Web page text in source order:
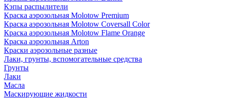
Кэпы распылители
Краска аэрозольная Molotow Premium
Краска аэрозольная Molotow Coversall Color
Краска аэрозольная Molotow Flame Orange
Краска аэрозольная Arton
Краски аэрозольные разные
Лаки, грунты, вспомогательные средства
Грунты
Лаки
Масла
Маскирующие жидкости